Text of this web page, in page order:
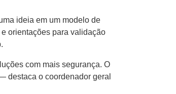
ideia em um modelo de
orientações para validação
com mais segurança. O
destaca o coordenador geral